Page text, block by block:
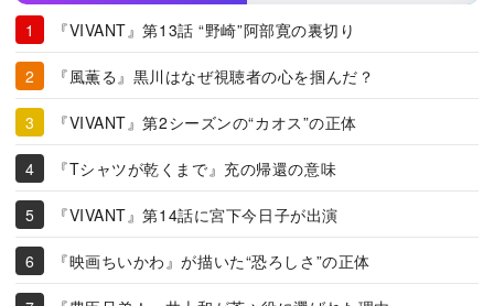
『VIVANT』第13話 “野崎”阿部寛の裏切り
『風薫る』黒川はなぜ視聴者の心を掴んだ？
『VIVANT』第2シーズンの“カオス”の正体
『Tシャツが乾くまで』充の帰還の意味
『VIVANT』第14話に宮下今日子が出演
『映画ちいかわ』が描いた“恐ろしさ”の正体